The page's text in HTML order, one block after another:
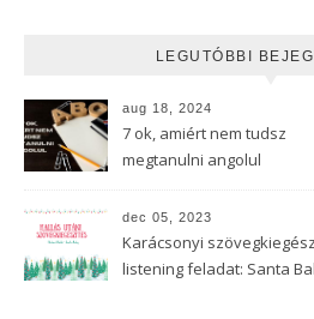
LEGUTÓBBI
aug 18, 2024
7 ok, amiért nem tudsz
megtanulni angolul
dec 05, 2023
Karácsonyi
listening feladat: Santa